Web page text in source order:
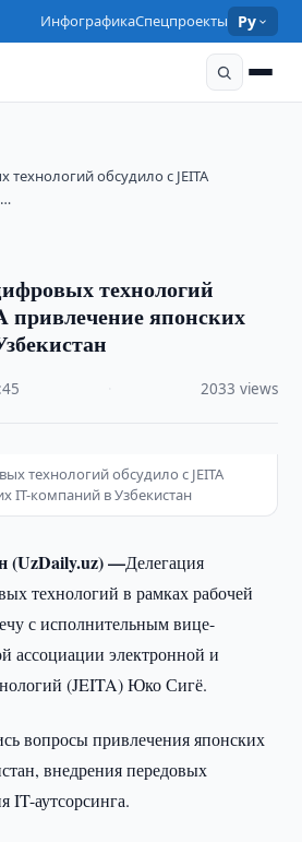
ИнфографикаСпецпроекты Ру
обсудило с JEITA
технологий
привлечение японских
2033 views
технологий обсудило с JEITA
IT-компаний в Узбекистан
(UzDaily.uz) —Делегация
технологий в рамках рабочей
с исполнительным вице-
ассоциации электронной и
(JEITA) Юко Сигё.
вопросы привлечения японских
внедрения передовых
IT-аутсорсинга.